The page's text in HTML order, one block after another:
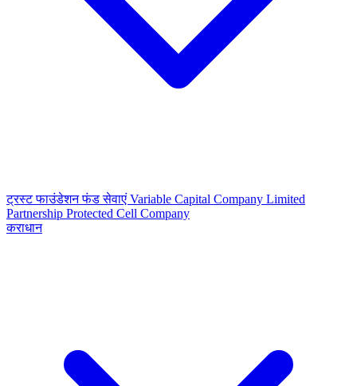
ट्रस्टफाउंडेशनफंड सेवाएं Variable Capital Company Limited
Partnership Protected Cell Company
कराधान